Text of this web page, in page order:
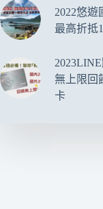
2022悠
最高折抵
無上限回
卡